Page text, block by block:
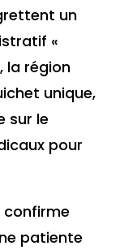
un
«
la région
unique,
sur le
pour
confirme
patiente